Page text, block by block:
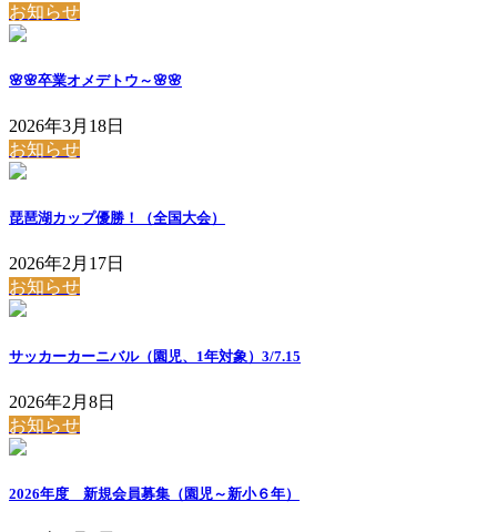
お知らせ
🌸🌸卒業オメデトウ～🌸🌸
2026年3月18日
お知らせ
琵琶湖カップ優勝！（全国大会）
2026年2月17日
お知らせ
サッカーカーニバル（園児、1年対象）3/7.15
2026年2月8日
お知らせ
2026年度 新規会員募集（園児～新小６年）